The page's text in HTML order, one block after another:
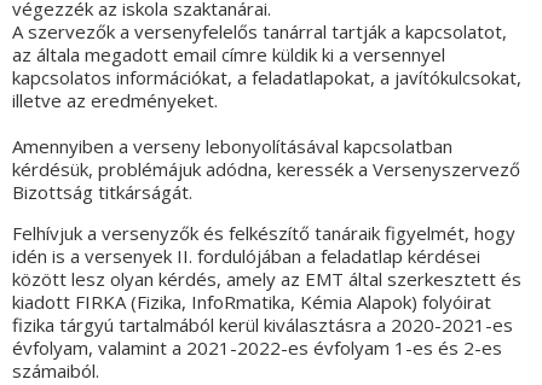
végezzék az iskola szaktanárai.
A szervezők a versenyfelelős tanárral tartják a kapcsolatot,
az általa megadott email címre küldik ki a versennyel
kapcsolatos információkat, a feladatlapokat, a javítókulcsokat,
illetve az eredményeket.
Amennyiben a verseny lebonyolításával kapcsolatban
kérdésük, problémájuk adódna, keressék a Versenyszervező
Bizottság titkárságát.
Felhívjuk a versenyzők és felkészítő tanáraik figyelmét, hogy
idén is a versenyek II. fordulójában a feladatlap kérdései
között lesz olyan kérdés, amely az EMT által szerkesztett és
kiadott FIRKA (Fizika, InfoRmatika, Kémia Alapok) folyóirat
fizika tárgyú tartalmából kerül kiválasztásra a 2020-2021-es
évfolyam, valamint a 2021-2022-es évfolyam 1-es és 2-es
számaiból.